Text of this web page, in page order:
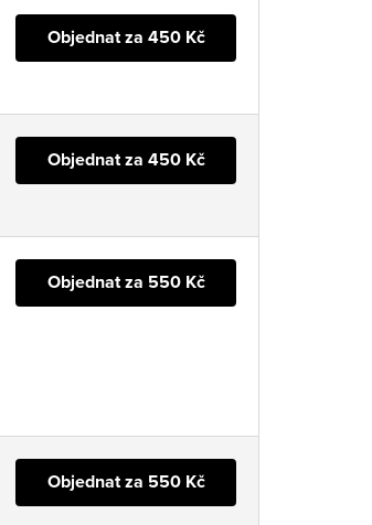
Objednat za 450 Kč
Objednat za 450 Kč
Objednat za 550 Kč
Objednat za 550 Kč